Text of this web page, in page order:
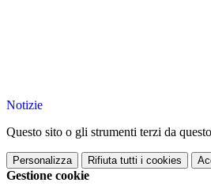
Notizie
Questo sito o gli strumenti terzi da
Personalizza Rifiuta tutti i cookies
Gestione cookie